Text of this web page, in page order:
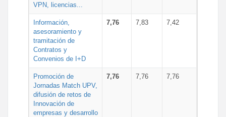
VPN, licencias...
Información,
asesoramiento y
tramitación de
Contratos y
Convenios de I+D
7,76 7,83 7,42
Promoción de
Jornadas Match UPV,
difusión de retos de
Innovación de
empresas y desarrollo
7,76 7,76 7,76